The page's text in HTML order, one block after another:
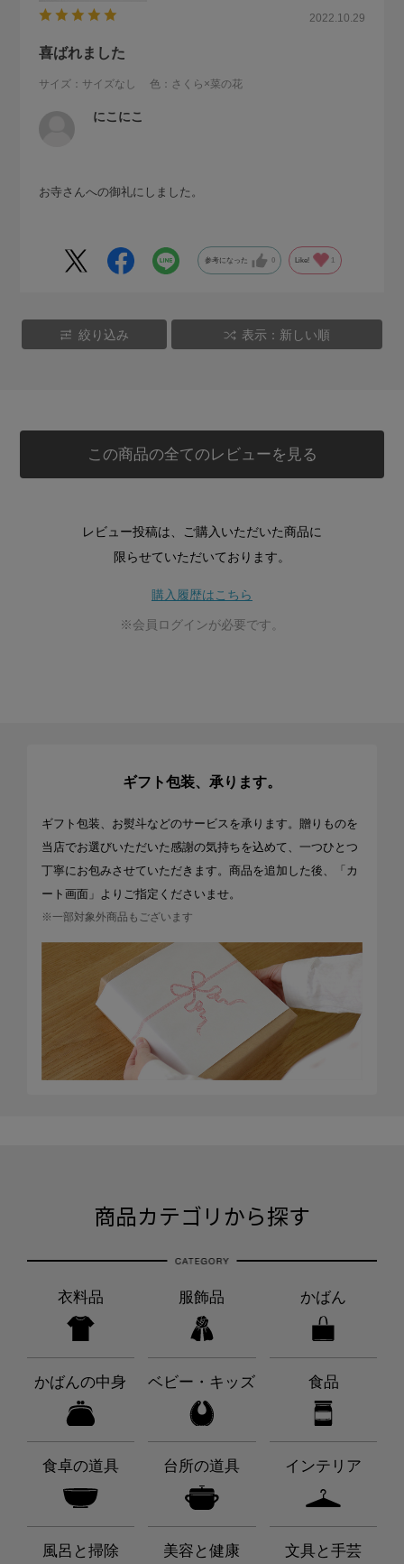
2022.10.29
喜ばれました
サイズ：サイズなし 色：さくら×菜の花
にこにこ
お寺さんへの御礼にしました。
参考になった 0 Like!
絞り込み 表示：新しい順
この商品の全てのレビューを見る
レビュー投稿は、ご購入いただいた商品に
限らせていただいております。
購入履歴はこちら
※会員ログインが必要です。
ギフト包装、承ります。
ギフト包装、お熨斗などのサービスを承ります。贈りものを
当店でお選びいただいた感謝の気持ちを込めて、一つひとつ
丁寧にお包みさせていただきます。商品を追加した後、「カ
ート画面」よりご指定くださいませ。
※一部対象外商品もございます
商品カテゴリから探す
衣料品 服飾品 かばん
かばんの中身 ベビー・キッズ 食品
食卓の道具 台所の道具 インテリア
風呂と掃除 美容と健康 文具と手芸